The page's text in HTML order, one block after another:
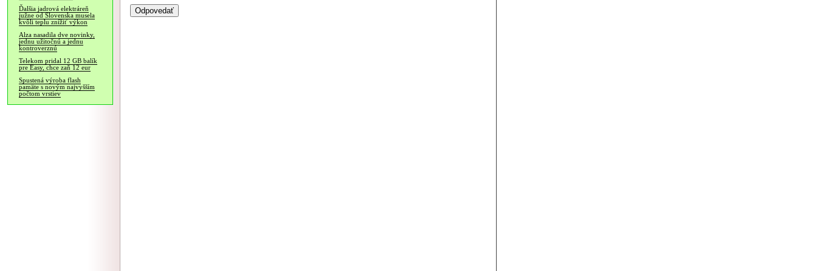
Ďalšia jadrová elektráreň
južne od Slovenska musela
kvôli teplu znížiť výkon
Alza nasadila dve novinky,
jednu užitočnú a jednu
kontroverznú
Telekom pridal 12 GB balík
pre Easy, chce zaň 12 eur
Spustená výroba flash
pamäte s novým najvyšším
počtom vrstiev